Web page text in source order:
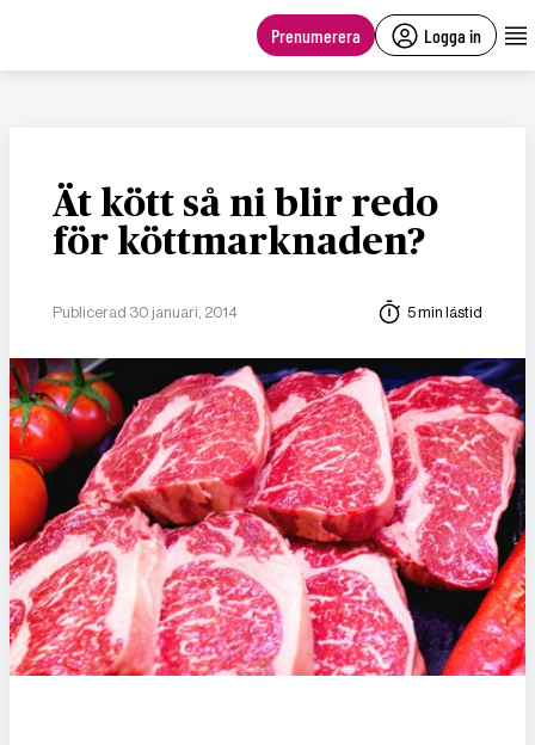
Prenumerera Logga in
Ät kött så ni blir redo
för köttmarknaden?
Publicerad 30 januari, 2014 5 min lästid